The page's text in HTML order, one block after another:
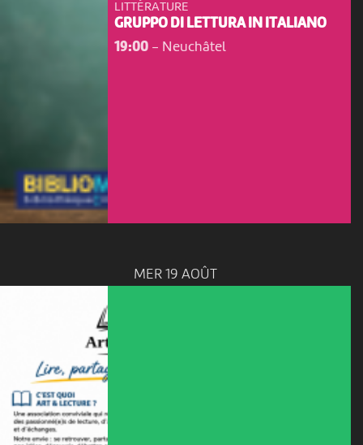
LITTÉRATURE
GRUPPO DI LETTURA IN ITALIANO
19:00- Neuchâtel
MER 19 AOÛT